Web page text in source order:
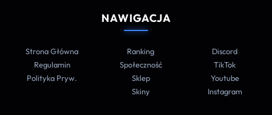
NAWIGACJA
Strona Główna
Regulamin
Polityka Pryw.
Ranking
Społeczność
Sklep
Skiny
Discord
TikTok
Youtube
Instagram